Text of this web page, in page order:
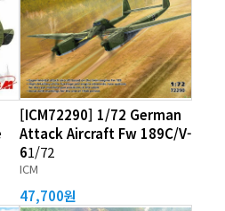
[ICM72290] 1/72 German
Attack Aircraft Fw 189C/V-
61/72
ICM
47,700원